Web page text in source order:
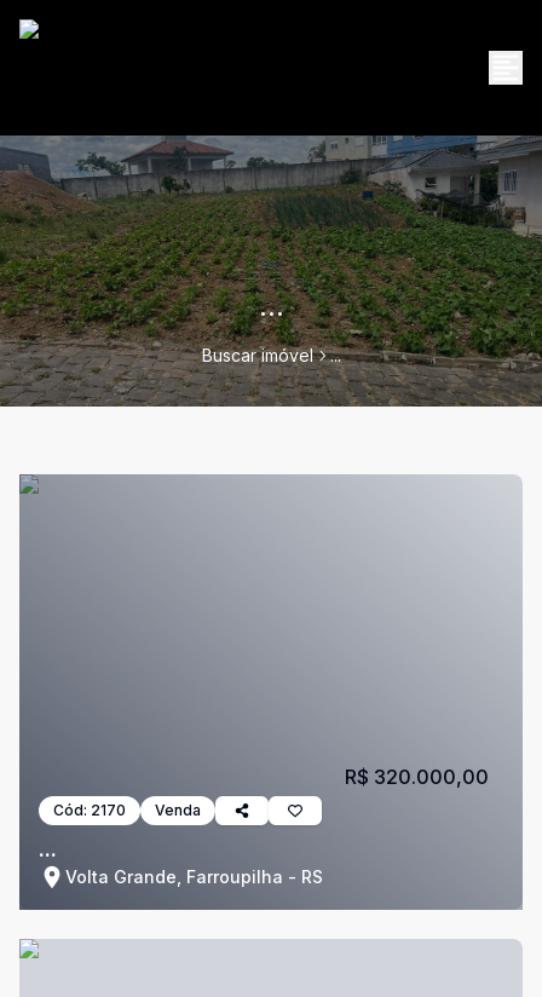
...
Buscar imóvel ...
Cód: 2170 Venda
...
Volta Grande, Farroupilha - RS
R$ 320.000,00